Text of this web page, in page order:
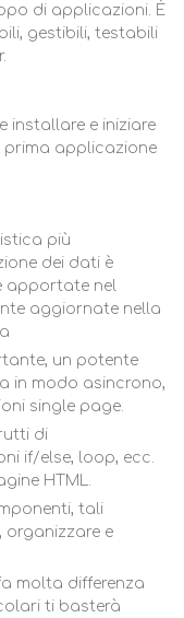
di applicazioni. È
gestibili, testabili
installare e iniziare
prima applicazione
più
dei dati è
apportate nel
aggiornate nella
un potente
in modo asincrono,
single page.
di
if/else, loop, ecc.
HTML.
tali
organizzare e
molta differenza
ti basterà